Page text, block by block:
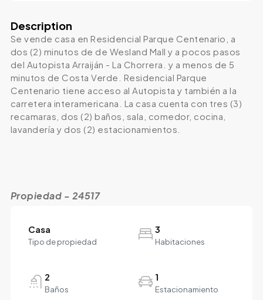
Description
Se vende casa en Residencial Parque Centenario, a
dos (2) minutos de de Wesland Mall y a pocos pasos
del Autopista Arraiján - La Chorrera. y a menos de 5
minutos de Costa Verde. Residencial Parque
Centenario tiene acceso al Autopista y también a la
carretera interamericana. La casa cuenta con tres (3)
recamaras, dos (2) baños, sala, comedor, cocina,
lavandería y dos (2) estacionamientos.
Propiedad - 24517
Casa
Tipo de propiedad
3
Habitaciones
2
Baños
1
Estacionamiento